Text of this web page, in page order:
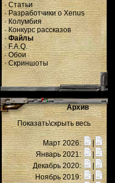
·Статьи
·Разработчики о Xenus
·Колумбия
·Конкурс рассказов
·Файлы
·F.A.Q.
· Обои
· Скриншоты
Архив
Показать\скрыть весь
Март 2026:
Январь 2021:
|
Декабрь 2020:
Ноябрь 2019: